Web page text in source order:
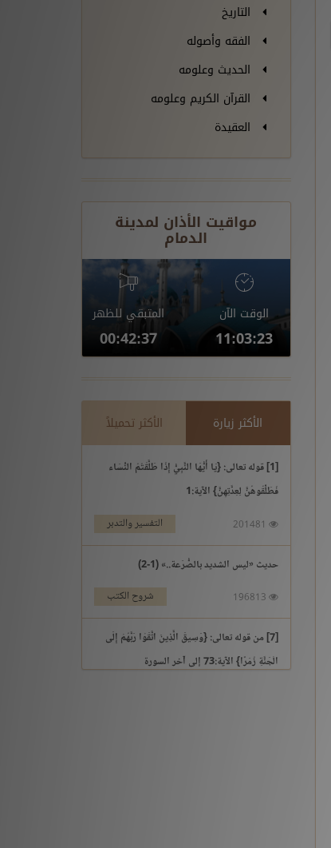
التاريخ
الفقه وأصوله
الحديث وعلومه
القرآن الكريم وعلومه
العقيدة
مواقيت الأذان لمدينة
الدمام
الوقت الآن
11:03:24
المتبقي للظهر
00:42:36
الأكثر زيارة الأكثر تحميلاً
[1] قوله تعالى: {يَا أَيُّهَا النَّبِيُّ إِذَا طَلَّقْتُمُ النِّسَاء
فَطَلِّقُوهُنَّ لِعِدَّتِهِنَّ} الآية:1
التفسير والتدبر
حديث «ليس الشديد بالصُّرَعة..» (1-2)
شروح الكتب
[7] من قوله تعالى: {وَسِيقَ الَّذِينَ اتَّقَوْا رَبَّهُمْ إِلَى
الْجَنَّةِ زُمَرًا} الآية:73 إلى آخر السورة